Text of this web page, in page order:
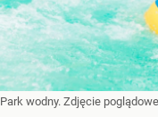
Park wodny. Zdjęcie poglądowe